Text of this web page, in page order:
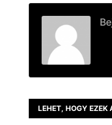
LEHET, HOGY EZEK